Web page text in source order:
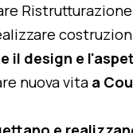
il design e
nuova vita a